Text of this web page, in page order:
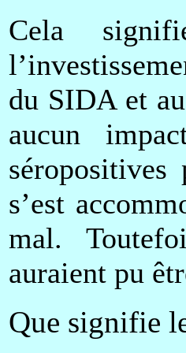
Cela
du SIDA et
aucun
s’est
mal.
auraient pu
Que signifie